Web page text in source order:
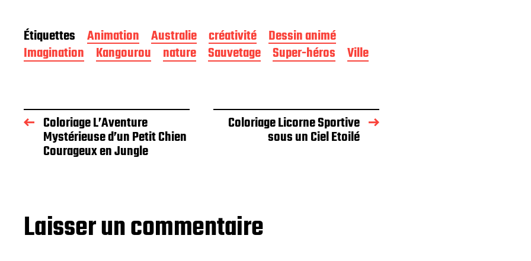
Étiquettes Animation Australie créativité
Dessin animé
Imagination
Kangourou nature Sauvetage Super-héros Ville
Coloriage L’Aventure
Mystérieuse d’un Petit Chien
Courageux en Jungle
Coloriage Licorne Sportive
sous un Ciel Etoilé
Laisser un commentaire